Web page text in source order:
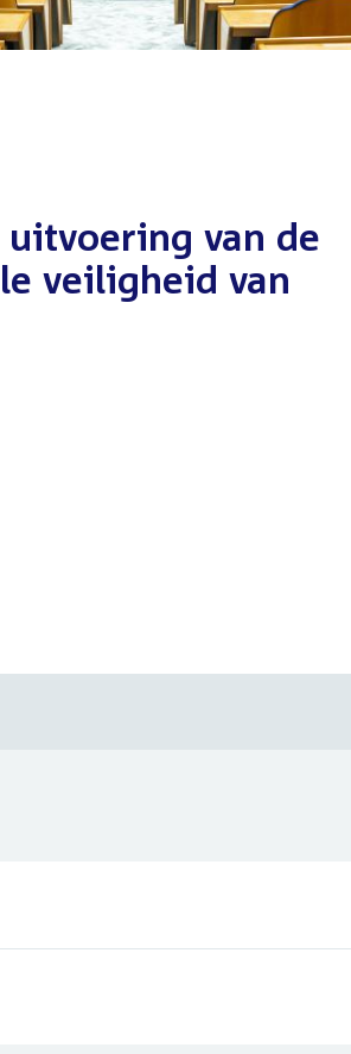
van de
veiligheid van